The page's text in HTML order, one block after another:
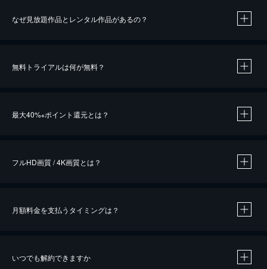
なぜ見放題作品とレンタル作品があるの？
無料トライアルは何が無料？
最大40%※ポイント還元とは？
※40％ポイント還元の対象は、クレジットカード決済による作品の購入 / レンタルです。
フルHD画質 / 4K画質とは？
月額料金を支払うタイミングは？
いつでも解約できますか